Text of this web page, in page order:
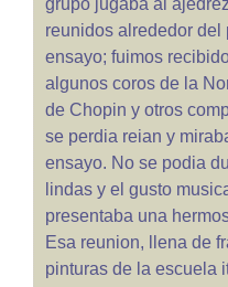
grupo jugaba al
reunidos alrededor
ensayo; fuimos
algunos coros de la
de Chopin y otros
se perdia reian y
ensayo. No se podia
lindas y el gusto
presentaba una
Esa reunion, llena de
pinturas de la escuela